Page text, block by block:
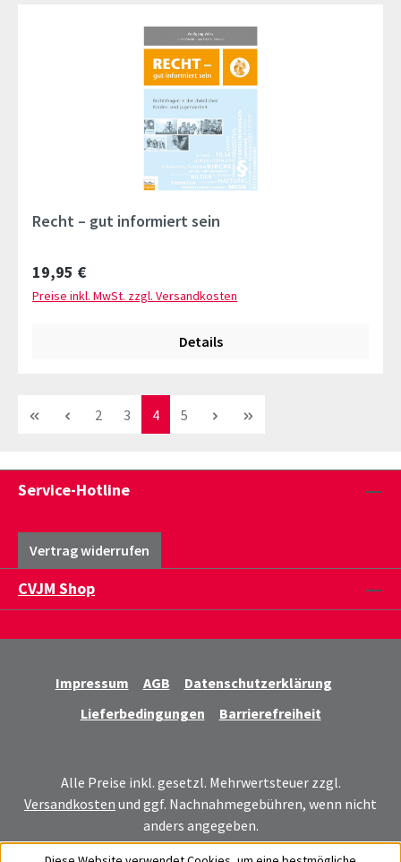
Recht – gut informiert sein
Regulärer Preis:
19,95 €
Preise inkl. MwSt. zzgl. Versandkosten
Details
Seite
2 Seite
3 Seite
4 Seite
5
Service-Hotline
Vertrag widerrufen
CVJM Shop
Impressum AGB
Datenschutzerklärung
Lieferbedingungen
Barrierefreiheit
Alle Preise inkl. gesetzl. Mehrwertsteuer zzgl.
Versandkosten und ggf. Nachnahmegebühren, wenn nicht
anders angegeben.